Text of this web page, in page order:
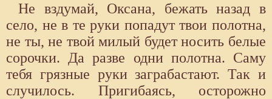
Не вздумай, Оксана, бежать назад в
село, не в те руки попадут твои полотна,
не ты, не твой милый будет носить белые
сорочки. Да разве одни полотна. Саму
тебя грязные руки заграбастают. Так и
случилось. Пригибаясь, осторожно